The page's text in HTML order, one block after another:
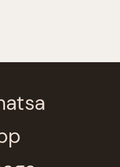
and it will appear on the